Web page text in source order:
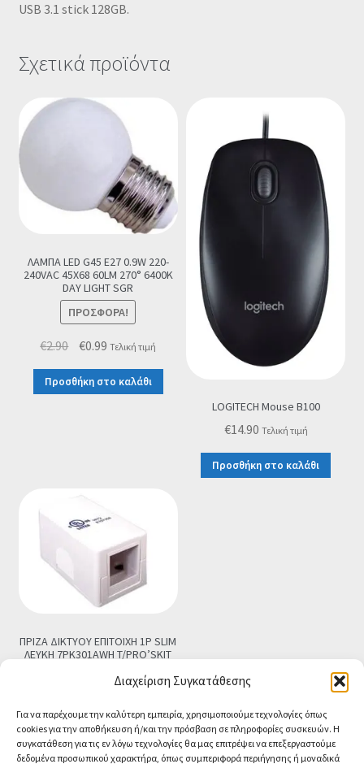
Διαχείριση Συγκατάθεσης
Για να παρέχουμε την καλύτερη εμπειρία, χρησιμοποιούμε τεχνολογίες όπως
cookies για την αποθήκευση ή/και την πρόσβαση σε πληροφορίες συσκευών. Η
συγκατάθεση για τις εν λόγω τεχνολογίες θα μας επιτρέψει να επεξεργαστούμε
δεδομένα προσωπικού χαρακτήρα, όπως συμπεριφορά περιήγησης ή μοναδικά
USB 3.1 stick 128GB.
Σχετικά προϊόντα
ΛΑΜΠΑ LED G45 E27 0.9W 220-
240VAC 45X68 60LM 270° 6400K
DAY LIGHT SGR
ΠΡΟΣΦΟΡΆ!
€2.90 Original
was:
€0.99 Η
τιμή
Τελική τιμή
Προσθήκη στο καλάθι
LOGITECH Mouse B100
€14.90 Τελική τιμή
Προσθήκη στο καλάθι
ΠΡΙΖΑ ΔΙΚΤΥΟΥ ΕΠΙΤΟΙΧΗ 1P SLIM
ΛΕΥΚΗ 7PK301AWH T/PRO’SKIT
Τελική τιμή
Προσθήκη στο καλάθι